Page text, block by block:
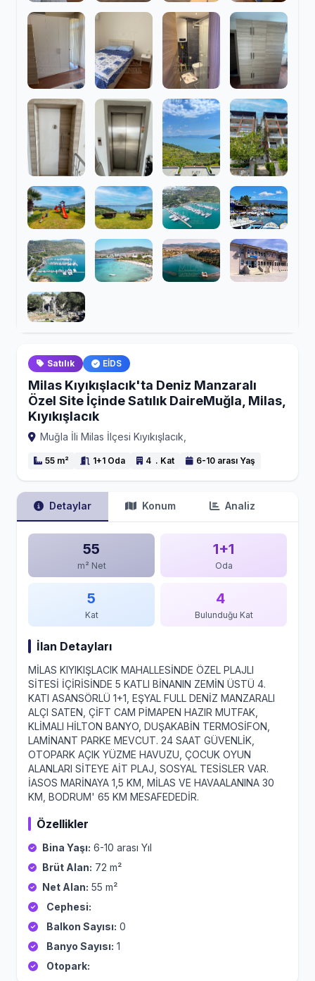
Satılık EİDS
Milas Kıyıkışlacık'ta Deniz Manzaralı
Özel Site İçinde Satılık DaireMuğla, Milas,
Kıyıkışlacık
Muğla İli Milas İlçesi Kıyıkışlacık,
55 m² 1+1 Oda 4 . Kat 6-10 arası Yaş
Detaylar Konum Analiz
55
m² Net
1+1
Oda
5
Kat
4
Bulunduğu Kat
İlan Detayları
MİLAS KIYIKIŞLACIK MAHALLESİNDE ÖZEL PLAJLI
SİTESİ İÇİRİSİNDE 5 KATLI BİNANIN ZEMİN ÜSTÜ 4.
KATI ASANSÖRLÜ 1+1, EŞYAL FULL DENİZ MANZARALI
ALÇI SATEN, ÇİFT CAM PİMAPEN HAZIR MUTFAK,
KLİMALI HİLTON BANYO, DUŞAKABİN TERMOSİFON,
LAMİNANT PARKE MEVCUT. 24 SAAT GÜVENLİK,
OTOPARK AÇIK YÜZME HAVUZU, ÇOCUK OYUN
ALANLARI SİTEYE AİT PLAJ, SOSYAL TESİSLER VAR.
İASOS MARİNAYA 1,5 KM, MİLAS VE HAVAALANINA 30
KM, BODRUM' 65 KM MESAFEDEDİR.
Özellikler
Bina Yaşı: 6-10 arası Yıl
Brüt Alan: 72 m²
Net Alan: 55 m²
Cephesi:
Balkon Sayısı: 0
Banyo Sayısı: 1
Otopark: